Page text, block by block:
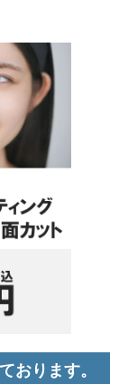
おります。